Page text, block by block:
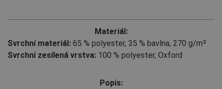
Materiál:
Svrchní materiál: 65 % polyester, 35 % bavlna, 270 g/m²
Svrchní zesílená vrstva: 100 % polyester, Oxford
Popis: